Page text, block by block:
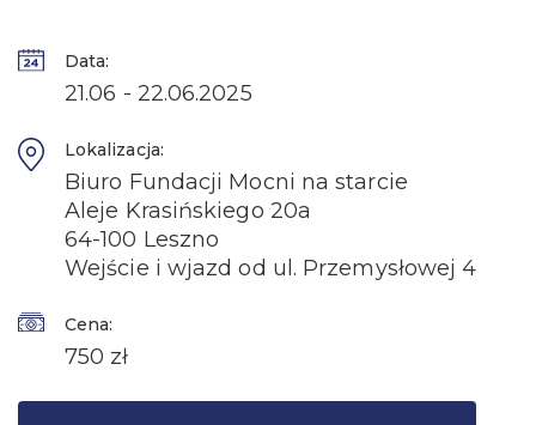
Data:
21.06 - 22.06.2025
Lokalizacja:
Biuro Fundacji Mocni na starcie
Aleje Krasińskiego 20a
64-100 Leszno
Wejście i wjazd od ul. Przemysłowej 4
Cena:
750 zł